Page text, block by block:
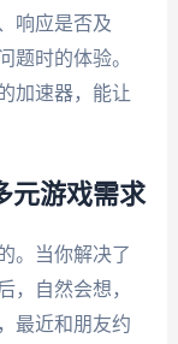
响应是否及
题时的体验。
加速器，能让
元游戏需求
。当你解决了
，自然会想，
最近和朋友约